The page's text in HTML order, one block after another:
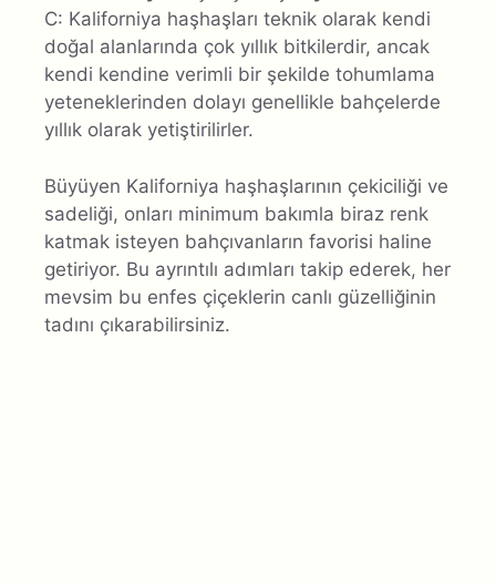
C: Kaliforniya haşhaşları teknik olarak kendi
doğal alanlarında çok yıllık bitkilerdir, ancak
kendi kendine verimli bir şekilde tohumlama
yeteneklerinden dolayı genellikle bahçelerde
yıllık olarak yetiştirilirler.
Büyüyen Kaliforniya haşhaşlarının çekiciliği ve
sadeliği, onları minimum bakımla biraz renk
katmak isteyen bahçıvanların favorisi haline
getiriyor. Bu ayrıntılı adımları takip ederek, her
mevsim bu enfes çiçeklerin canlı güzelliğinin
tadını çıkarabilirsiniz.